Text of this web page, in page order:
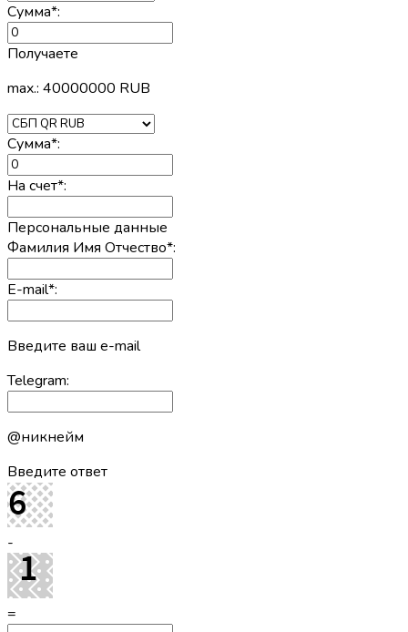
Сумма*:
Получаете
max.: 40000000 RUB
Сумма*:
На счет*:
Персональные данные
Фамилия Имя Отчество*:
E-mail*:
Введите ваш e-mail
Telegram:
@никнейм
Введите ответ
-
=